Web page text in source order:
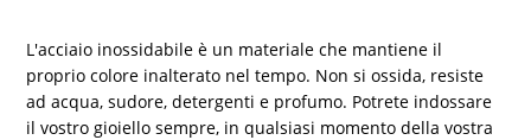
L'acciaio inossidabile è un materiale che mantiene il
proprio colore inalterato nel tempo. Non si ossida, resiste
ad acqua, sudore, detergenti e profumo. Potrete indossare
il vostro gioiello sempre, in qualsiasi momento della vostra